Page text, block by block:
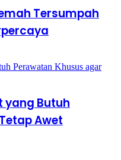
Tersumpah
yang Butuh
Awet